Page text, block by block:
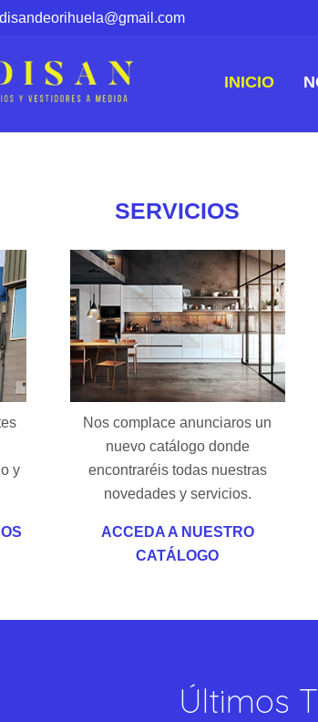
INICIO
y
SERVICIOS
Nos complace anunciaros un
nuevo catálogo donde
encontraréis todas nuestras
novedades y servicios.
ACCEDA A NUESTRO
CATÁLOGO
Últimos